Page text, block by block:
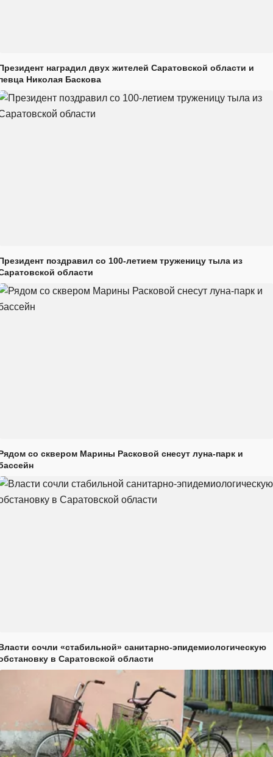
наградил двух жителей Саратовской области и
Николая Баскова
поздравил со 100-летием труженицу тыла из
области
со сквером Марины Расковой снесут луна-парк и
сочли «стабильной» санитарно-эпидемиологическую
в Саратовской области